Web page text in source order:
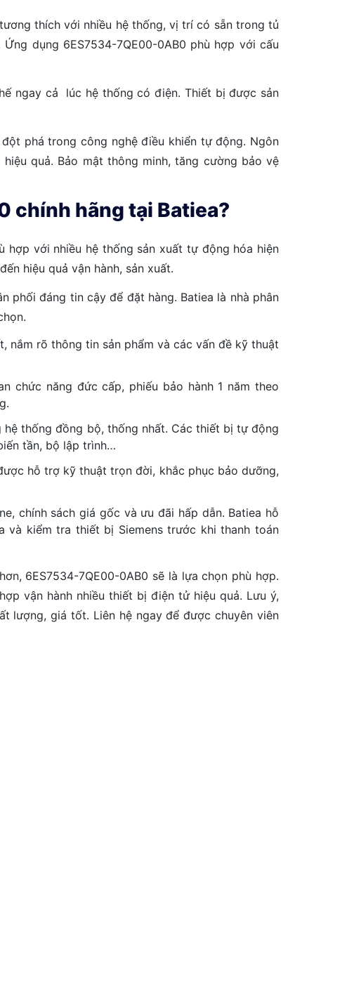
thích với nhiều hệ thống, vị trí có sẵn trong tủ
dụng 6ES7534-7QE00-0AB0 phù hợp với cấu
ngay cả lúc hệ thống có điện. Thiết bị được sản
phá trong công nghệ điều khiển tự động. Ngôn
quả. Bảo mật thông minh, tăng cường bảo vệ
chính hãng tại Batiea?
hợp với nhiều hệ thống sản xuất tự động hóa hiện
hiệu quả vận hành, sản xuất.
phối đáng tin cậy để đặt hàng. Batiea là nhà phân
nắm rõ thông tin sản phẩm và các vấn đề kỹ thuật
chức năng đức cấp, phiếu bảo hành 1 năm theo
thống đồng bộ, thống nhất. Các thiết bị tự động
tần, bộ lập trình…
hỗ trợ kỹ thuật trọn đời, khắc phục bảo dưỡng,
chính sách giá gốc và ưu đãi hấp dẫn. Batiea hỗ
và kiểm tra thiết bị Siemens trước khi thanh toán
6ES7534-7QE00-0AB0 sẽ là lựa chọn phù hợp.
vận hành nhiều thiết bị điện tử hiệu quả. Lưu ý,
lượng, giá tốt. Liên hệ ngay để được chuyên viên